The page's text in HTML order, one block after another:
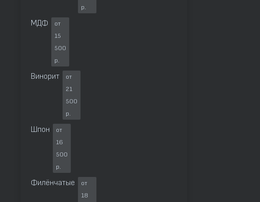
р.
МДФ
от
15
500
р.
Винорит
от
21
500
р.
Шпон
от
16
500
р.
Филёнчатые
от
18